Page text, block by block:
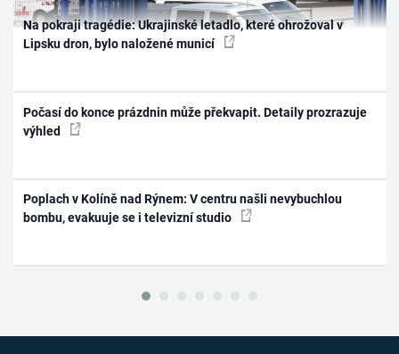
Na pokraji tragédie: Ukrajinské letadlo, které ohrožoval v
Lipsku dron, bylo naložené municí
Počasí do konce prázdnin může překvapit. Detaily prozrazuje
výhled
Poplach v Kolíně nad Rýnem: V centru našli nevybuchlou
bombu, evakuuje se i televizní studio